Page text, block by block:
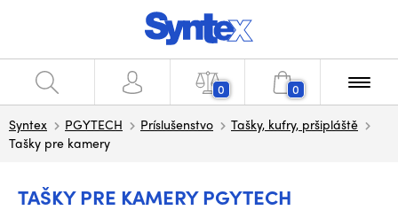
0 0
Syntex PGYTECH Príslušenstvo
Tašky, kufry, pršipláště
Tašky pre kamery
TAŠKY PRE KAMERY PGYTECH